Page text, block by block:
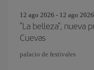
12 ago 2026 - 12 ago 2026
"La belleza", nueva
Cuevas
palacio de festivales